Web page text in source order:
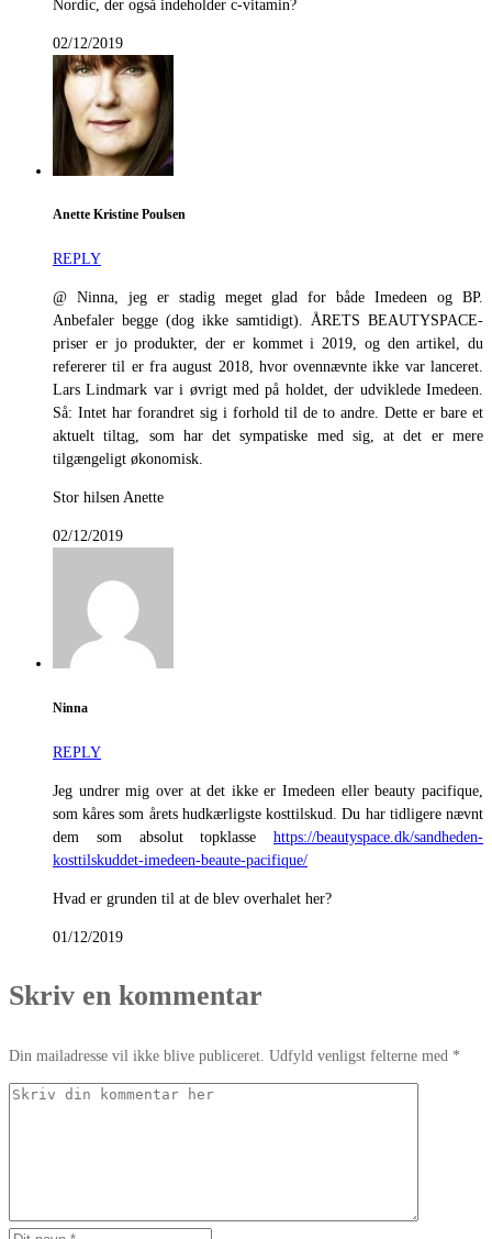
Nordic, der også indeholder c-vitamin?
02/12/2019
Anette Kristine Poulsen
REPLY
@ Ninna, jeg er stadig meget glad for både Imedeen og BP.
Anbefaler begge (dog ikke samtidigt). ÅRETS BEAUTYSPACE-
priser er jo produkter, der er kommet i 2019, og den artikel, du
refererer til er fra august 2018, hvor ovennævnte ikke var lanceret.
Lars Lindmark var i øvrigt med på holdet, der udviklede Imedeen.
Så: Intet har forandret sig i forhold til de to andre. Dette er bare et
aktuelt tiltag, som har det sympatiske med sig, at det er mere
tilgængeligt økonomisk.
Stor hilsen Anette
02/12/2019
Ninna
REPLY
Jeg undrer mig over at det ikke er Imedeen eller beauty pacifique,
som kåres som årets hudkærligste kosttilskud. Du har tidligere nævnt
dem som absolut topklasse https://beautyspace.dk/sandheden-
kosttilskuddet-imedeen-beaute-pacifique/
Hvad er grunden til at de blev overhalet her?
01/12/2019
Skriv en kommentar
Din mailadresse vil ikke blive publiceret. Udfyld venligst felterne med *